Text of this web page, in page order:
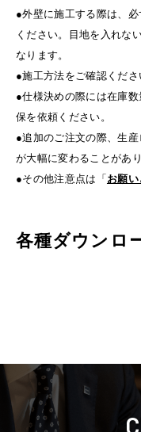
●外壁に施工する際は、
ください。目地を入れな
なります。
●施工方法をご確認くださ
●仕様決めの際には在庫
保を依頼ください。
●追加のご注文の際、生
が大幅に変わることがあり
●その他注意点は「 お願
各種ダウンロ